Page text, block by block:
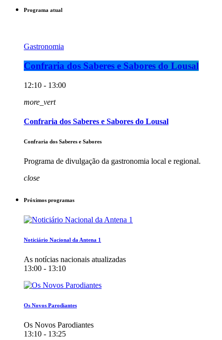
Programa atual
Gastronomia
Confraria dos Saberes e Sabores do Lousal
12:10 - 13:00
more_vert
Confraria dos Saberes e Sabores do Lousal
Confraria dos Saberes e Sabores
Programa de divulgação da gastronomia local e regional.
close
Próximos programas
Noticiário Nacional da Antena 1
As notícias nacionais atualizadas
13:00 - 13:10
Os Novos Parodiantes
Os Novos Parodiantes
13:10 - 13:25